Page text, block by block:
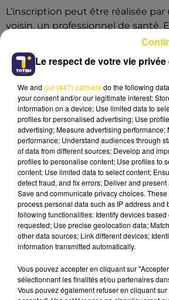
L’inscription peut être réalisée
voisin, un professionnel de santé.
par téléphone auprès du CCAS (☎️
place au 70 place des Consuls ou
disponibles en pharmacie ou en
RAPPEL : CANICULE,
QUI SAUVENT
Quand les températures
d’adopter des réflexes simples :
Boire avant d’avoir soif. Le
rapidement, surtout chez les
Rester au frais dès que
Limiter les sorties.
Garder son logement frais
Le respect de votre vie
We and our (447) partnersdo the following
your consent and/or our legitimate interest:
information on a device; Use limited data to
profiles for personalised advertising; Use
advertising; Measure advertising performance;
performance; Understand audiences through
of data from different sources; Develop and
profiles to personalise content; Use profiles to
content; Use limited data to select content;
detect fraud, and fix errors; Deliver and
Save and communicate privacy choices.
process personal data such as IP address and
following functionalities: Identify devices
requested; Use precise geolocation data;
other data sources; Link different devices;
information transmitted automatically.
Vous pouvez accepter en cliquant sur
sélectionnant les finalités et/ou partenaires
Vous pouvez également refuser en cliquant